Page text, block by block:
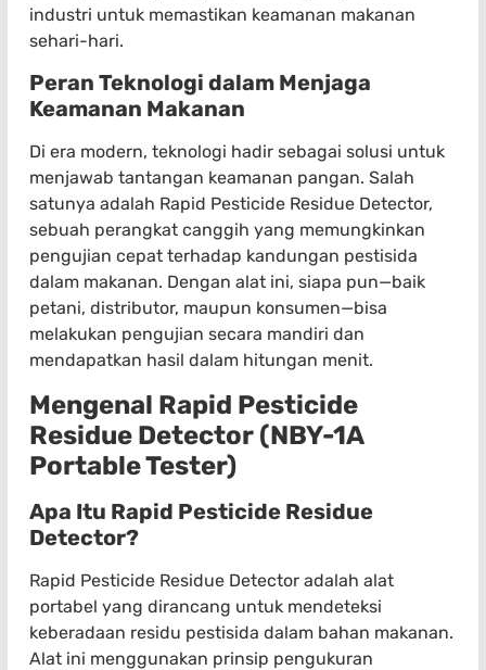
industri untuk memastikan keamanan makanan
sehari-hari.
Peran Teknologi dalam Menjaga
Keamanan Makanan
Di era modern, teknologi hadir sebagai solusi untuk
menjawab tantangan keamanan pangan. Salah
satunya adalah Rapid Pesticide Residue Detector,
sebuah perangkat canggih yang memungkinkan
pengujian cepat terhadap kandungan pestisida
dalam makanan. Dengan alat ini, siapa pun—baik
petani, distributor, maupun konsumen—bisa
melakukan pengujian secara mandiri dan
mendapatkan hasil dalam hitungan menit.
Mengenal Rapid Pesticide
Residue Detector (NBY-1A
Portable Tester)
Apa Itu Rapid Pesticide Residue
Detector?
Rapid Pesticide Residue Detector adalah alat
portabel yang dirancang untuk mendeteksi
keberadaan residu pestisida dalam bahan makanan.
Alat ini menggunakan prinsip pengukuran